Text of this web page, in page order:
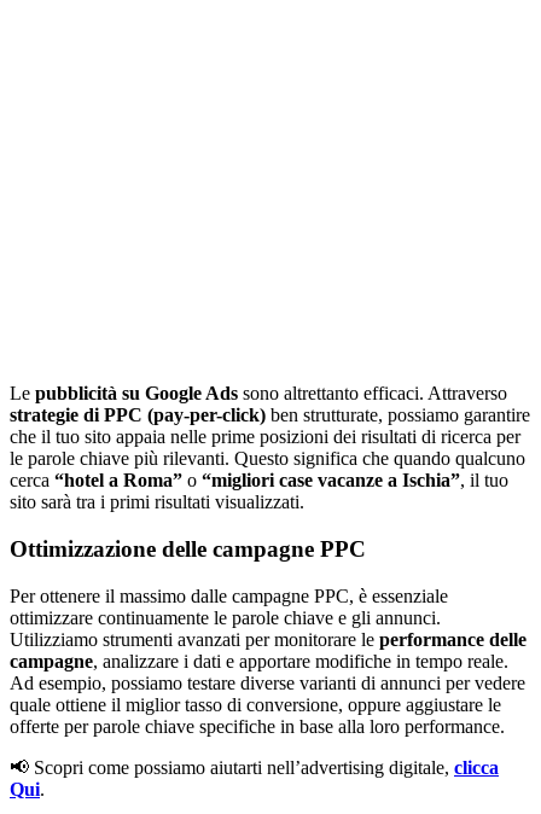
Le pubblicità su Google Ads sono altrettanto efficaci. Attraverso
strategie di PPC (pay-per-click) ben strutturate, possiamo garantire
che il tuo sito appaia nelle prime posizioni dei risultati di ricerca per
le parole chiave più rilevanti. Questo significa che quando qualcuno
cerca “hotel a Roma” o “migliori case vacanze a Ischia”, il tuo
sito sarà tra i primi risultati visualizzati.
Ottimizzazione delle campagne PPC
Per ottenere il massimo dalle campagne PPC, è essenziale
ottimizzare continuamente le parole chiave e gli annunci.
Utilizziamo strumenti avanzati per monitorare le performance delle
campagne, analizzare i dati e apportare modifiche in tempo reale.
Ad esempio, possiamo testare diverse varianti di annunci per vedere
quale ottiene il miglior tasso di conversione, oppure aggiustare le
offerte per parole chiave specifiche in base alla loro performance.
📢 Scopri come possiamo aiutarti nell’advertising digitale, clicca
Qui.